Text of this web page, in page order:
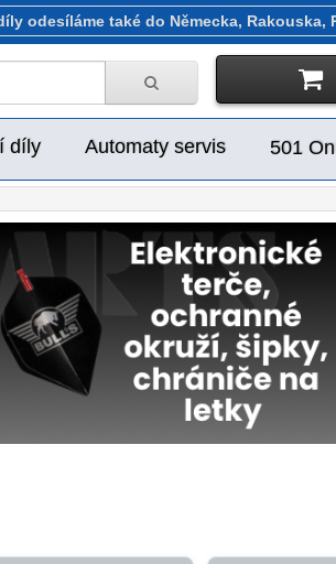
odesíláme také do Německa, Rakouska,
díly Automaty servis 501